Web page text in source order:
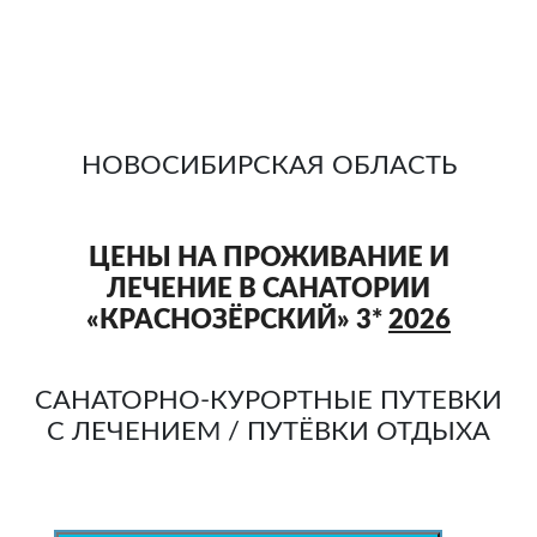
НОВОСИБИРСКАЯ ОБЛАСТЬ
ЦЕНЫ НА ПРОЖИВАНИЕ И
ЛЕЧЕНИЕ В САНАТОРИИ
«КРАСНОЗЁРСКИЙ» 3* 2026
САНАТОРНО-КУРОРТНЫЕ ПУТЕВКИ
С ЛЕЧЕНИЕМ / ПУТЁВКИ ОТДЫХА